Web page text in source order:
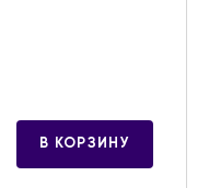
В КОРЗИНУ